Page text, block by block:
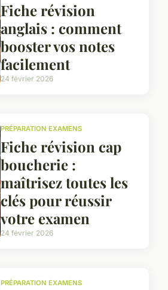
Fiche révision
anglais : comment
booster vos notes
facilement
24 février 2026
PRÉPARATION EXAMENS
Fiche révision cap
boucherie :
maîtrisez toutes les
clés pour réussir
votre examen
24 février 2026
PRÉPARATION EXAMENS